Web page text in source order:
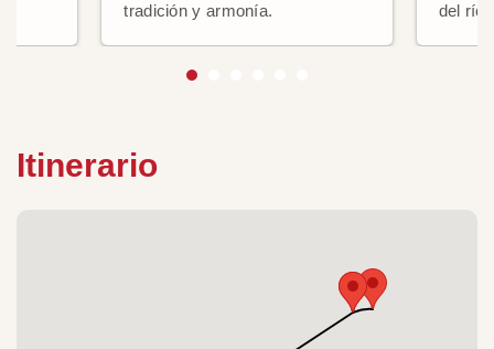
tradición y armonía.
del río
Itinerario